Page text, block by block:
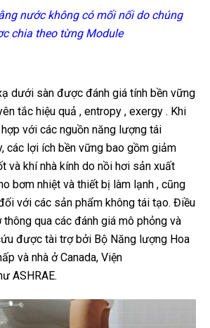
nước không có mối nối do chúng
chia theo từng Module
dưới sàn được đánh giá tính bền vững
tắc hiệu quả , entropy , exergy . Khi
với các nguồn năng lượng tái
các lợi ích bền vững bao gồm giảm
và khí nhà kính do nồi hơi sản xuất
bơm nhiệt và thiết bị làm lạnh , cũng
với các sản phẩm không tái tạo. Điều
qua các đánh giá mô phỏng và
được tài trợ bởi Bộ Năng lượng Hoa
và nhà ở Canada, Viện
ASHRAE.